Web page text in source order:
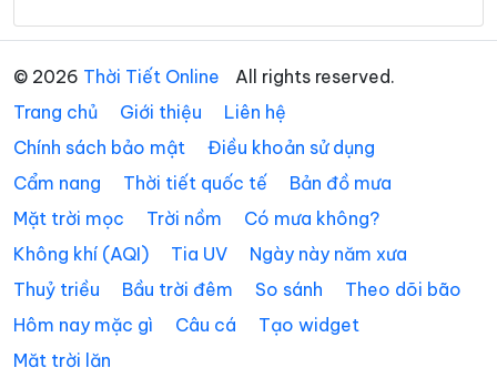
Xã Đắc Pring
Xã Đại Lộc Xã Điện Bàn Tây
Xã Đồng Dương Xã Đông Giang
Xã Đức Phú Xã Duy Nghĩa
Xã Hà Nha Xã Hiệp Đức
Xã Hòa Tiến
© 2026 Thời Tiết Online
All rights reserved.
Trang chủ
Giới thiệu
Liên hệ
Chính sách bảo mật
Điều khoản sử dụng
Cẩm nang
Thời tiết quốc tế
Bản đồ mưa
Mặt trời mọc
Trời nồm
Có mưa không?
Không khí (AQI)
Tia UV
Ngày này năm xưa
Thuỷ triều
Bầu trời đêm So sánh
Theo dõi bão
Hôm nay mặc gì
Câu cá
Tạo widget
Mặt trời lặn